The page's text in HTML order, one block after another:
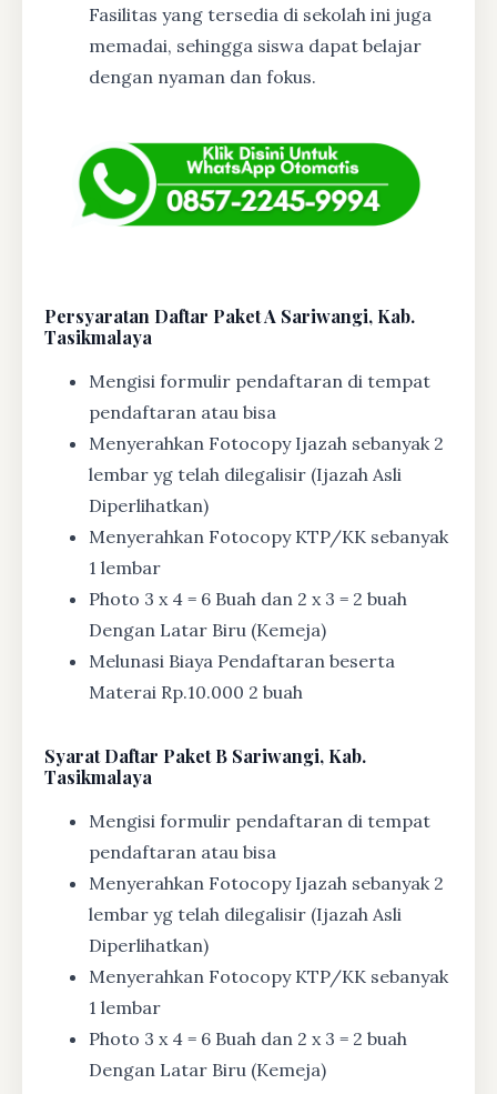
Fasilitas yang tersedia di sekolah ini juga
memadai, sehingga siswa dapat belajar
dengan nyaman dan fokus.
Persyaratan Daftar Paket A Sariwangi, Kab.
Tasikmalaya
Mengisi formulir pendaftaran di tempat
pendaftaran atau bisa
Menyerahkan Fotocopy Ijazah sebanyak 2
lembar yg telah dilegalisir (Ijazah Asli
Diperlihatkan)
Menyerahkan Fotocopy KTP/KK sebanyak
1 lembar
Photo 3 x 4 = 6 Buah dan 2 x 3 = 2 buah
Dengan Latar Biru (Kemeja)
Melunasi Biaya Pendaftaran beserta
Materai Rp.10.000 2 buah
SyaratDaftar Paket B Sariwangi, Kab.
Tasikmalaya
Mengisi formulir pendaftaran di tempat
pendaftaran atau bisa
Menyerahkan Fotocopy Ijazah sebanyak 2
lembar yg telah dilegalisir (Ijazah Asli
Diperlihatkan)
Menyerahkan Fotocopy KTP/KK sebanyak
1 lembar
Photo 3 x 4 = 6 Buah dan 2 x 3 = 2 buah
Dengan Latar Biru (Kemeja)